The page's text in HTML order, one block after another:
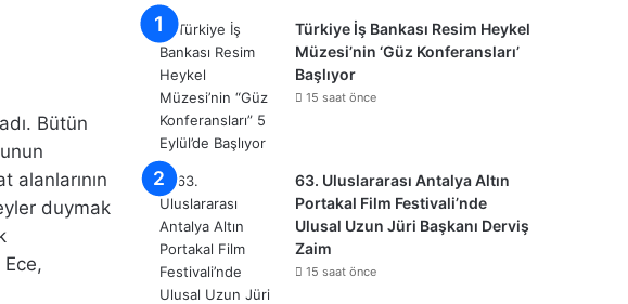
Bütün
alanlarının
duymak
Türkiye İş Bankası Resim Heykel
Müzesi’nin ‘Güz Konferansları’
Başlıyor
15 saat önce
63. Uluslararası Antalya Altın
Portakal Film Festivali’nde
Ulusal Uzun Jüri Başkanı Derviş
Zaim
15 saat önce